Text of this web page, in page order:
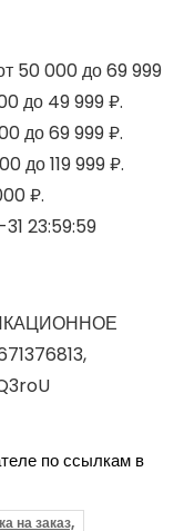
50 000 до 69 999
до 49 999 ₽.
до 69 999 ₽.
до 119 999 ₽.
₽.
23:59:59
по ссылкам в
на заказ,